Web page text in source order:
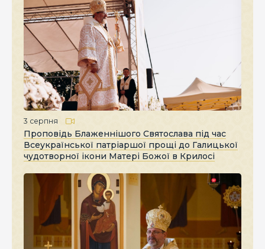
3 серпня
Проповідь Блаженнішого Святослава під час
Всеукраїнської патріаршої прощі до Галицької
чудотворної ікони Матері Божої в Крилосі